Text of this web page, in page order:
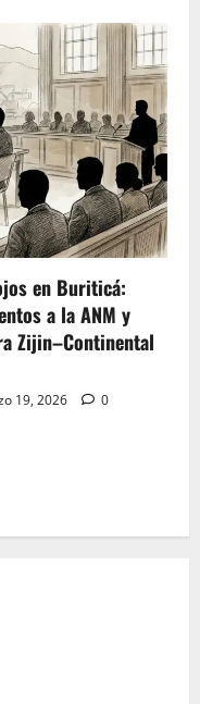
en Buriticá:
a la ANM y
Zijin–Continental
19, 2026 0